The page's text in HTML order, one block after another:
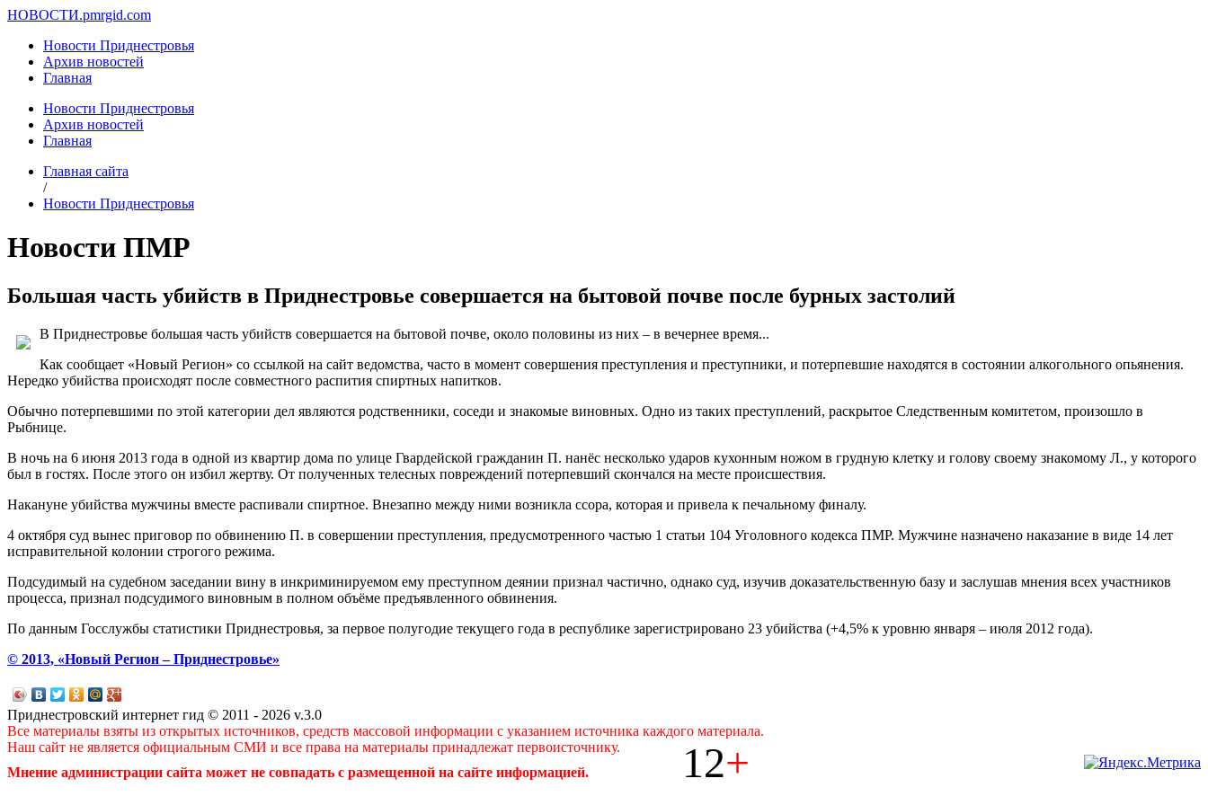
НОВОСТИ.pmrgid.com
Новости Приднестровья
Архив новостей
Главная
Новости Приднестровья
Архив новостей
Главная
Главная сайта
/
Новости Приднестровья
Новости ПМР
Большая часть убийств в Приднестровье совершается на бытовой почве после бурных застолий
В Приднестровье большая часть убийств совершается на бытовой почве, около половины из них – в вечернее время...
Как сообщает «Новый Регион» со ссылкой на сайт ведомства, часто в момент совершения преступления и преступники, и потерпевшие находятся в состоянии алкогольного опьянения.
Нередко убийства происходят после совместного распития спиртных напитков.
Обычно потерпевшими по этой категории дел являются родственники, соседи и знакомые виновных. Одно из таких преступлений, раскрытое Следственным комитетом, произошло в
Рыбнице.
В ночь на 6 июня 2013 года в одной из квартир дома по улице Гвардейской гражданин П. нанёс несколько ударов кухонным ножом в грудную клетку и голову своему знакомому Л., у которого
был в гостях. После этого он избил жертву. От полученных телесных повреждений потерпевший скончался на месте происшествия.
Накануне убийства мужчины вместе распивали спиртное. Внезапно между ними возникла ссора, которая и привела к печальному финалу.
4 октября суд вынес приговор по обвинению П. в совершении преступления, предусмотренного частью 1 статьи 104 Уголовного кодекса ПМР. Мужчине назначено наказание в виде 14 лет
исправительной колонии строгого режима.
Подсудимый на судебном заседании вину в инкриминируемом ему преступном деянии признал частично, однако суд, изучив доказательственную базу и заслушав мнения всех участников
процесса, признал подсудимого виновным в полном объёме предъявленного обвинения.
По данным Госслужбы статистики Приднестровья, за первое полугодие текущего года в республике зарегистрировано 23 убийства (+4,5% к уровню января – июля 2012 года).
© 2013, «Новый Регион – Приднестровье»
Приднестровский интернет гид © 2011 - 2026 v.3.0
Все материалы взяты из открытых источников, средств массовой информации с указанием источника каждого материала.
Наш сайт не является официальным СМИ и все права на материалы принадлежат первоисточнику.
Мнение администрации сайта может не совпадать с размещенной на сайте информацией.
12+